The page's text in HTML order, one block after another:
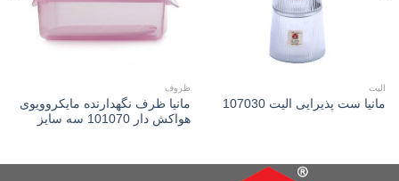
الیت
مانیا ست پذیرایی الیت 107030
ظروف
مانیا ظرف نگهدارنده مایکروویوی
هواکش دار 101070 سه سایز